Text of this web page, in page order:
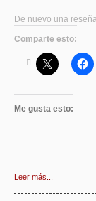
De nuevo una
Comparte esto:
Me gusta esto:
Leer más...